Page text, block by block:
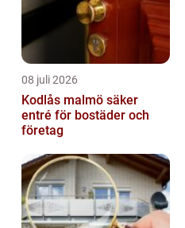
08 juli 2026
Kodlås malmö säker
entré för bostäder och
företag